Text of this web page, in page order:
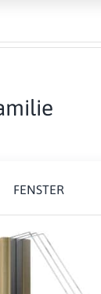
FENSTER